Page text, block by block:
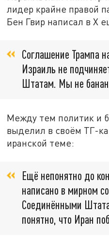
лидер крайне правой
Бен Гвир написал в Х
Соглашение Трампа
Израиль не
Штатам. Мы не
Между тем политик и
выделил в своём ТГ-
иранской теме:
Ещё непонятно до
написано в мирном
Соединёнными
понятно, что Иран